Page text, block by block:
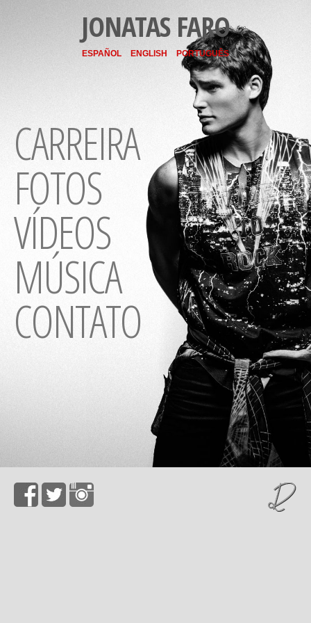
JONATAS FARO
ESPAÑOL ENGLISH PORTUGUÊS
CARREIRA
FOTOS
VÍDEOS
MÚSICA
CONTATO